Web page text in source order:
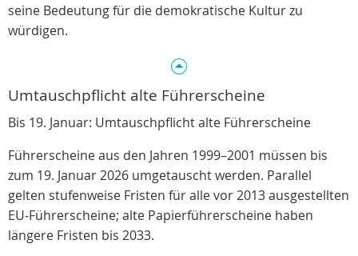
seine Bedeutung für die demokratische Kultur zu
würdigen.
Umtauschpflicht alte Führerscheine
Bis 19. Januar: Umtauschpflicht alte Führerscheine
Führerscheine aus den Jahren 1999–2001 müssen bis
zum 19. Januar 2026 umgetauscht werden. Parallel
gelten stufenweise Fristen für alle vor 2013 ausgestellten
EU‑Führerscheine; alte Papierführerscheine haben
längere Fristen bis 2033.